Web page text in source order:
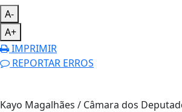
A-
A+
IMPRIMIR
REPORTAR ERROS
Kayo Magalhães / Câmara dos